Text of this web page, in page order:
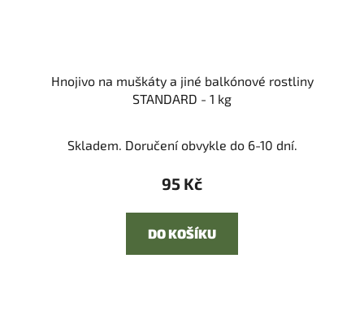
Hnojivo na muškáty a jiné balkónové rostliny
STANDARD - 1 kg
Skladem. Doručení obvykle do 6-10 dní.
95 Kč
DO KOŠÍKU